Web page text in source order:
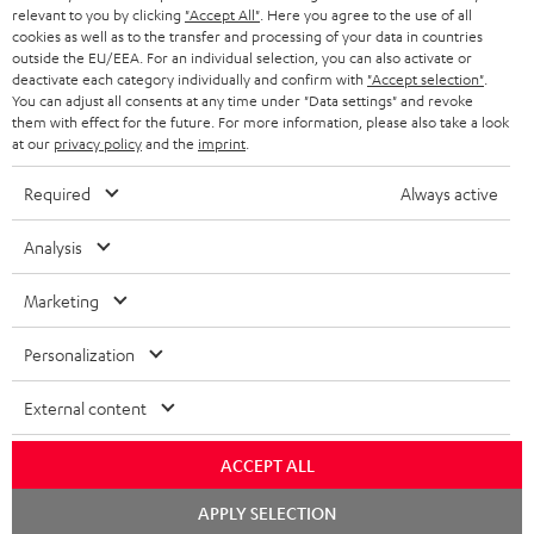
KOPFHÖRER
BLUETOOTH-KOPFHÖRER
STEREOANLAGEN
LAUTSPRECHER
ULTIMA-SERIE
IN-EAR-KOPFHÖRER
FANSHOP
NEUHEITEN
BLOG
NEWSLETTER
STORES
DEINE VORTEILE BEI TEUFEL
TEUFEL STORY
UNSER MANAGEMENT
NACHHALTIGKEIT
UNSERE WERTE
NIEDERLANDE
BELGIEN
POLEN
SPANIEN
USA
Fotos abgebildete Zubehör ist nicht im Lieferumfang enthalten. Etwaige
©2026 Lautsprecher Teufel GmbH - All rights reserved.
Impressum AGB Datenschutz Daten-Einstellungen
EU Data Act
relevant to you by clicking "Accept All" . Here you agree to the use of all
cookies as well as to the transfer and processing of your data in countries
outside the EU/EEA. For an individual selection, you can also activate or
deactivate each category individually and confirm with "Accept selection"
You can adjust all consents at any time under "Data settings" and revoke
them with effect for the future. For more information, please also take a look
at our privacy policyand the imprint
Required Always active
Analysis
Marketing
Personalization
External content
ACCEPT ALL
APPLY SELECTION